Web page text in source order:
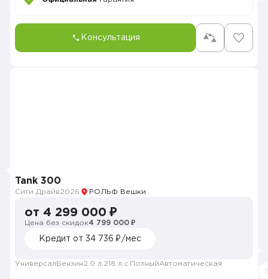
Консультация
Tank 300
Сити Драйв2026 РОЛЬФ Вешки
от 4 299 000 ₽
Цена без скидок4 799 000 ₽
Кредит от 34 736 ₽/мес
Универсал Бензин2.0 л. 218 л.с. ПолныйАвтоматическая